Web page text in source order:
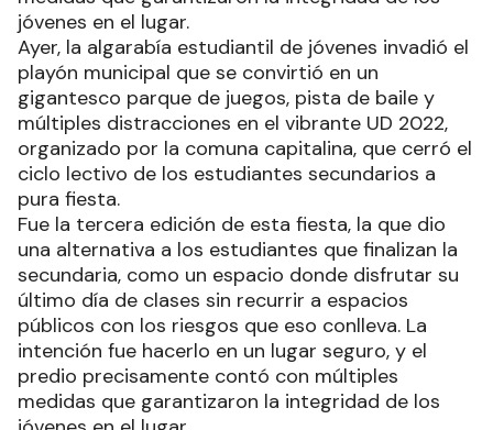
jóvenes en el lugar.
Ayer, la algarabía estudiantil de jóvenes invadió el
playón municipal que se convirtió en un
gigantesco parque de juegos, pista de baile y
múltiples distracciones en el vibrante UD 2022,
organizado por la comuna capitalina, que cerró el
ciclo lectivo de los estudiantes secundarios a
pura fiesta.
Fue la tercera edición de esta fiesta, la que dio
una alternativa a los estudiantes que finalizan la
secundaria, como un espacio donde disfrutar su
último día de clases sin recurrir a espacios
públicos con los riesgos que eso conlleva. La
intención fue hacerlo en un lugar seguro, y el
predio precisamente contó con múltiples
medidas que garantizaron la integridad de los